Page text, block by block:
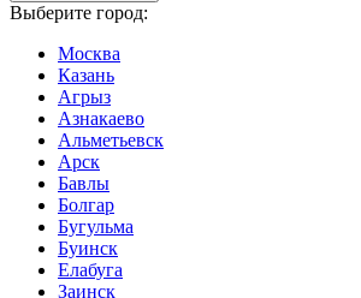
Выберите город:
Москва
Казань
Агрыз
Азнакаево
Альметьевск
Арск
Бавлы
Болгар
Бугульма
Буинск
Елабуга
Заинск